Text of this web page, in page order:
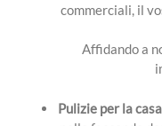
ANTIGELO
commerciali, il
Affidando a
Pulizie per la casa